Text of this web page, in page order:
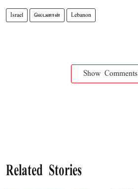
Israel லெபனான் Lebanon
Show Comments
Related Stories